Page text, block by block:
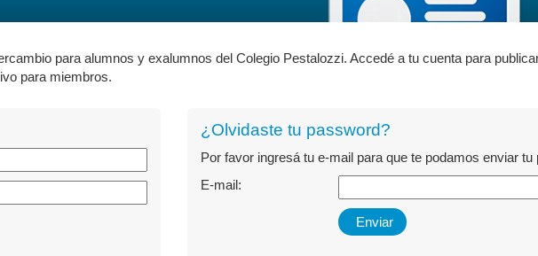
para alumnos y exalumnos del Colegio Pestalozzi. Accedé a tu cuenta para
para miembros.
¿Olvidaste tu password?
Por favor ingresá tu e-mail para que te podamos enviar tu
E-mail: